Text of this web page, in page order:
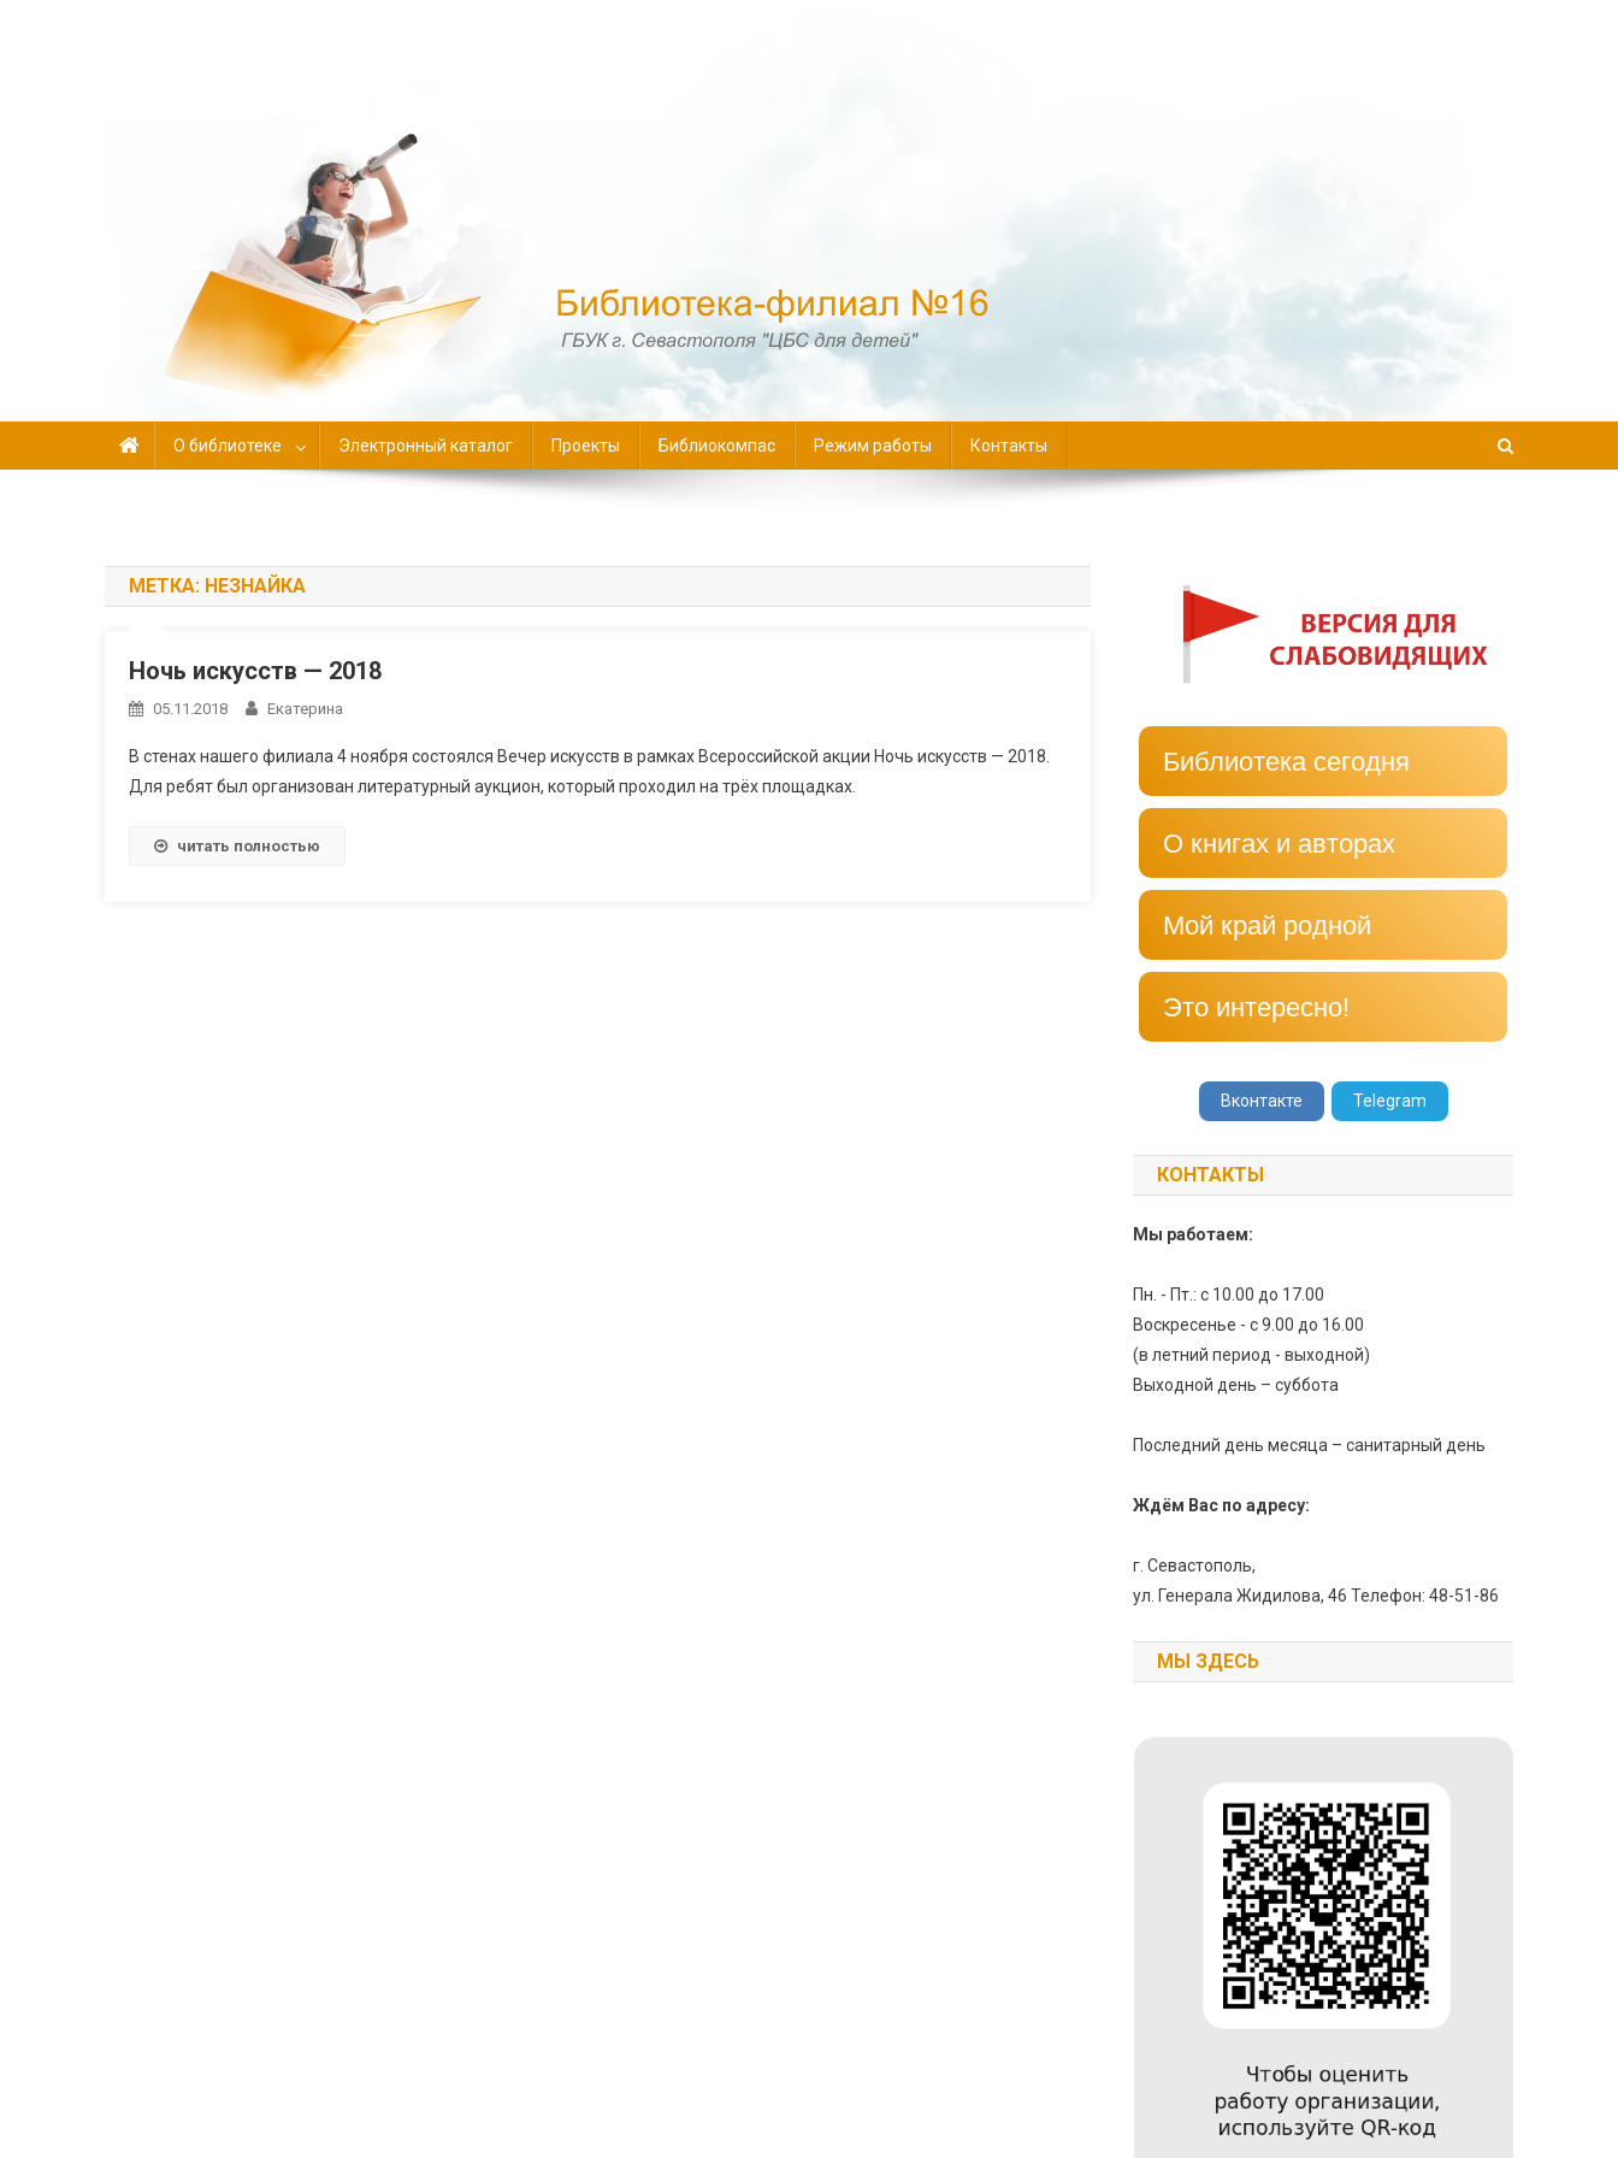
О библиотеке Электронный каталог Проекты Библиокомпас Режим работы Контакты
МЕТКА: НЕЗНАЙКА
Ночь искусств — 2018
05.11.2018 Екатерина
В стенах нашего филиала 4 ноября состоялся Вечер искусств в рамках Всероссийской акции Ночь искусств — 2018.
Для ребят был организован литературный аукцион, который проходил на трёх площадках.
читать полностью
Библиотека сегодня
О книгах и авторах
Мой край родной
Это интересно!
Вконтакте Telegram
КОНТАКТЫ
Мы работаем:
Пн. - Пт.: с 10.00 до 17.00
Воскресенье - с 9.00 до 16.00
(в летний период - выходной)
Выходной день – суббота
Последний день месяца – санитарный день
Ждём Вас по адресу:
г. Севастополь,
ул. Генерала Жидилова, 46 Телефон: 48-51-86
МЫ ЗДЕСЬ